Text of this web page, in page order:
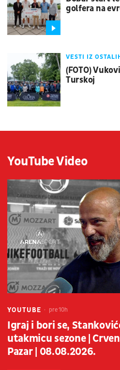
golfera na
VESTI IZ
(FOTO)
Turskoj
YouTube Video
YOUTUBE pre 10h
Igraj i bori se,
utakmicu sezone |
Pazar | 08.08.2026.